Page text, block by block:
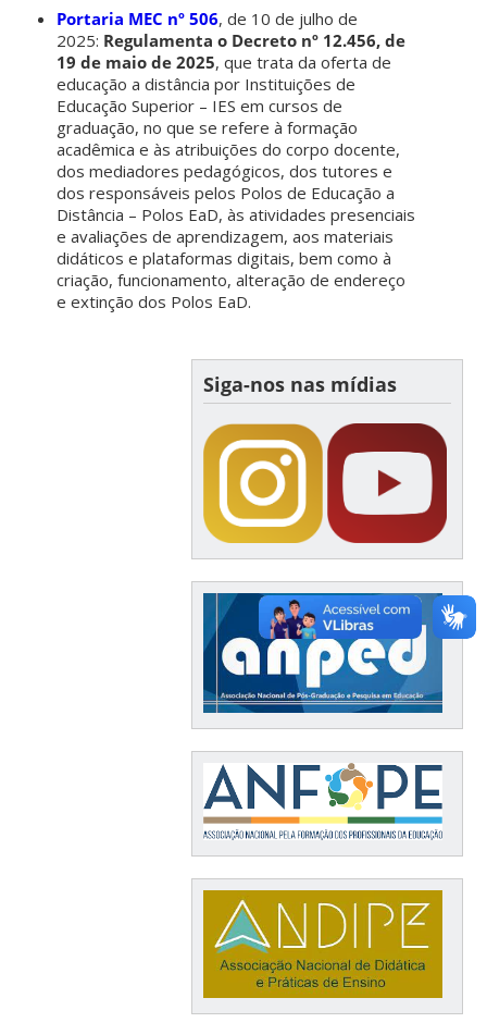
Portaria MEC nº 506, de 10 de julho de
2025: Regulamenta o Decreto nº 12.456, de
19 de maio de 2025, que trata da oferta de
educação a distância por Instituições de
Educação Superior – IES em cursos de
graduação, no que se refere à formação
acadêmica e às atribuições do corpo docente,
dos mediadores pedagógicos, dos tutores e
dos responsáveis pelos Polos de Educação a
Distância – Polos EaD, às atividades presenciais
e avaliações de aprendizagem, aos materiais
didáticos e plataformas digitais, bem como à
criação, funcionamento, alteração de endereço
e extinção dos Polos EaD.
Siga-nos nas mídias